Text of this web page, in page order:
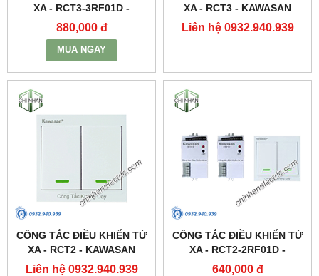
XA - RCT3-3RF01D -
KAWASAN
880,000 đ
MUA NGAY
XA - RCT3 - KAWASAN
Liên hệ 0932.940.939
CÔNG TẮC ĐIỀU KHIỂN TỪ
XA - RCT2 - KAWASAN
Liên hệ 0932.940.939
CÔNG TẮC ĐIỀU KHIỂN TỪ
XA - RCT2-2RF01D -
KAWASAN
640,000 đ